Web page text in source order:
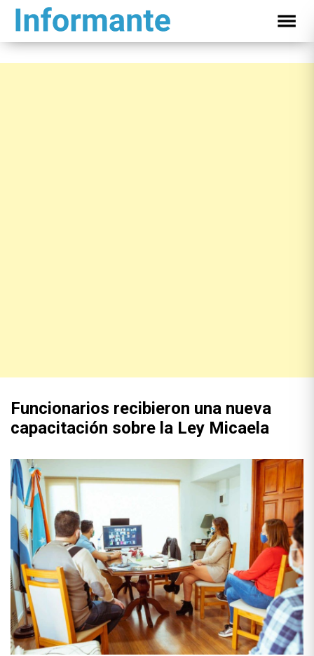
Funcionarios recibieron una nueva
capacitación sobre la Ley Micaela